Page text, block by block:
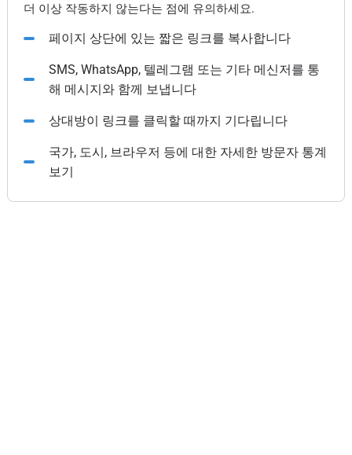
더 이상 작동하지 않는다는 점에 유의하세요.
페이지 상단에 있는 짧은 링크를 복사합니다
SMS, WhatsApp, 텔레그램 또는 기타 메신저를 통
해 메시지와 함께 보냅니다
상대방이 링크를 클릭할 때까지 기다립니다
국가, 도시, 브라우저 등에 대한 자세한 방문자 통계
보기